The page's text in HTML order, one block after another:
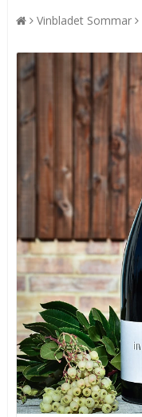
Vinbladet Sommar